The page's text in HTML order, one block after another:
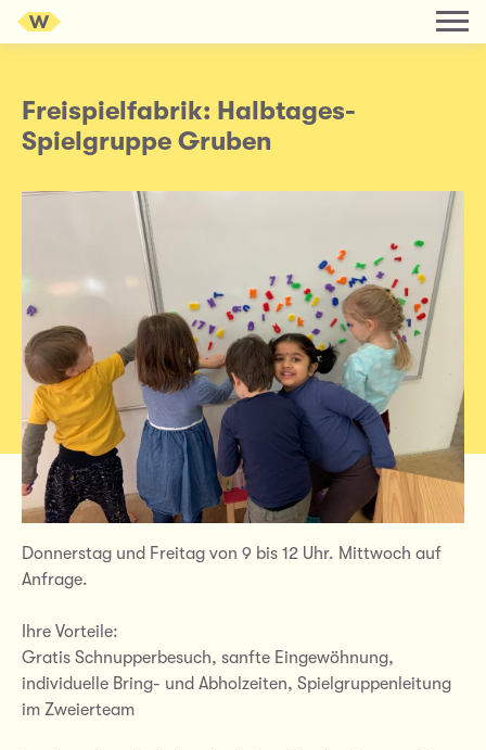
Freispielfabrik: Halbtages-
Spielgruppe Gruben
Donnerstag und Freitag von 9 bis 12 Uhr. Mittwoch auf
Anfrage.
Ihre Vorteile:
Gratis Schnupperbesuch, sanfte Eingewöhnung,
individuelle Bring- und Abholzeiten, Spielgruppenleitung
im Zweierteam